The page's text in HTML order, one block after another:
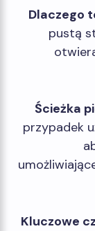
Dlaczego
pustą
Ścieżka
przypadek
Kluczowe